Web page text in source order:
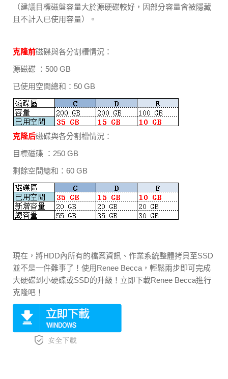
（建議目標磁盤容量大於源硬碟較好，因部分容量會被隱藏
且不計入已使用容量）。
克隆前磁碟與各分割槽情況：
源磁碟 ：500 GB
已使用空間總和：50 GB
克隆后磁碟與各分割槽情況：
目標磁碟 ：250 GB
剩餘空間總和：60 GB
現在，將HDD內所有的檔案資訊、作業系統整體拷貝至SSD
並不是一件難事了！使用Renee Becca，輕鬆兩步即可完成
大硬碟到小硬碟或SSD的升級！立即下載Renee Becca進行
克隆吧！